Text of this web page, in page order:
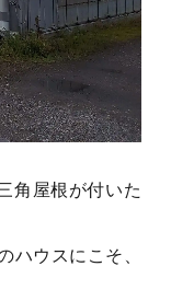
角屋根が付いた
ハウスにこそ、